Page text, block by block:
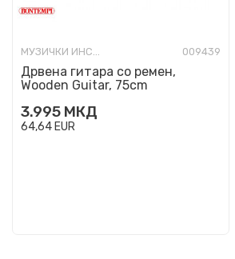
МУЗИЧКИ ИНСТРУМЕНТИ 009439
Дрвена гитара со ремен,
Wooden Guitar, 75cm
3.995 МКД
64,64EUR